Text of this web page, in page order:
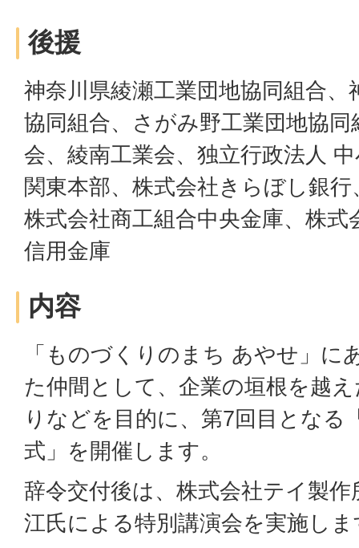
後援
神奈川県綾瀬工業団地協同組合、
協同組合、さがみ野工業団地協
会、綾南工業会、独立行政法人
関東本部、株式会社きらぼし銀
株式会社商工組合中央金庫、株式
信用金庫
内容
「ものづくりのまち あやせ」に
た仲間として、企業の垣根を越
りなどを目的に、第7回目となる
式」を開催します。
辞令交付後は、株式会社テイ製
江氏による特別講演会を実施しま